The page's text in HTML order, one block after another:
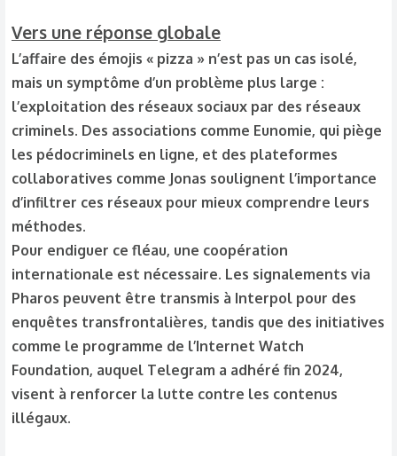
Vers une réponse globale
L’affaire des émojis « pizza » n’est pas un cas isolé,
mais un symptôme d’un problème plus large :
l’exploitation des réseaux sociaux par des réseaux
criminels. Des associations comme Eunomie, qui piège
les pédocriminels en ligne, et des plateformes
collaboratives comme Jonas soulignent l’importance
d’infiltrer ces réseaux pour mieux comprendre leurs
méthodes.
Pour endiguer ce fléau, une coopération
internationale est nécessaire. Les signalements via
Pharos peuvent être transmis à Interpol pour des
enquêtes transfrontalières, tandis que des initiatives
comme le programme de l’Internet Watch
Foundation, auquel Telegram a adhéré fin 2024,
visent à renforcer la lutte contre les contenus
illégaux.